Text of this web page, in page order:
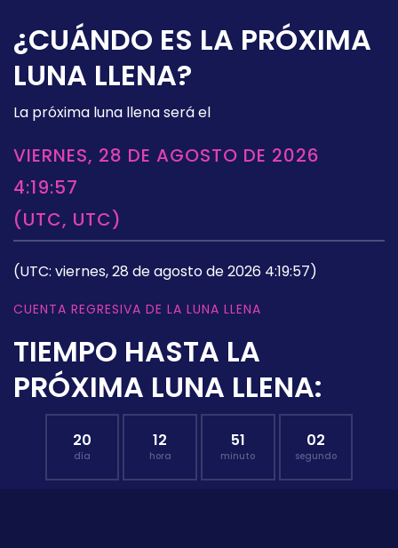
¿CUÁNDO ES LA PRÓXIMA
LUNA LLENA?
La próxima luna llena será el
VIERNES, 28 DE AGOSTO DE 2026
4:19:57
(UTC, UTC)
(UTC: viernes, 28 de agosto de 2026 4:19:57)
CUENTA REGRESIVA DE LA LUNA LLENA
TIEMPO HASTA LA
PRÓXIMA LUNA LLENA:
20
día
12
hora
51
minuto
01
segundo